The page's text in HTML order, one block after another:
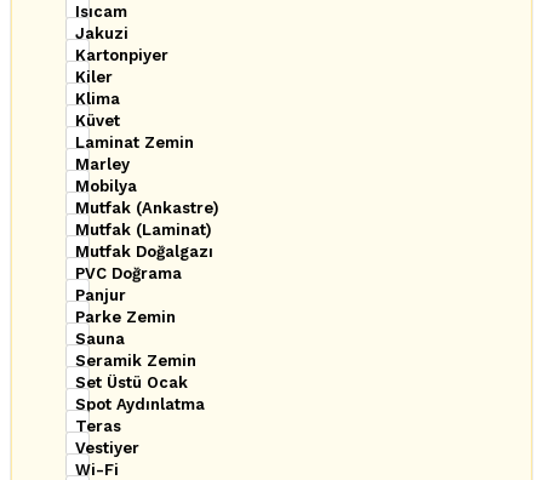
Isıcam
Jakuzi
Kartonpiyer
Kiler
Klima
Küvet
Laminat Zemin
Marley
Mobilya
Mutfak (Ankastre)
Mutfak (Laminat)
Mutfak Doğalgazı
PVC Doğrama
Panjur
Parke Zemin
Sauna
Seramik Zemin
Set Üstü Ocak
Spot Aydınlatma
Teras
Vestiyer
Wi-Fi